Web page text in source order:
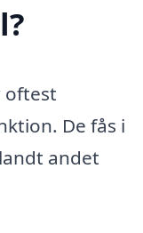
oftest
De fås i
andet